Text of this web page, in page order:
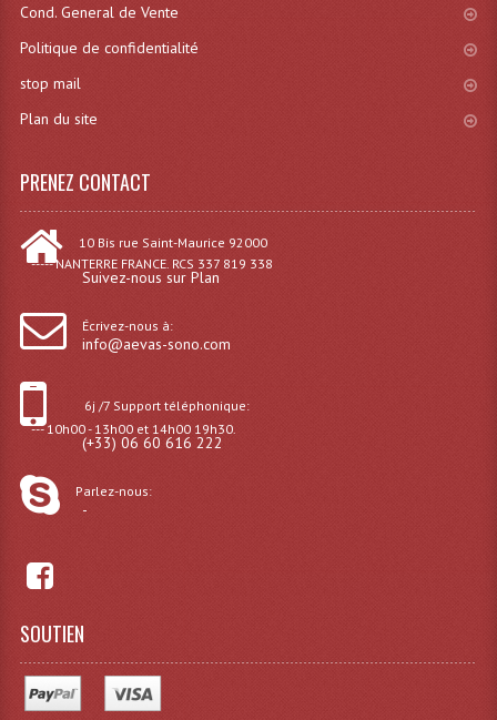
Dispatches
Flexibles Lumineux Leds
Guirlandes Lumineuse
Gyrophares À Leds
Cond. General de Vente
Politique de confidentialité
stop mail
Plan du site
PRENEZ CONTACT
10 Bis rue Saint-Maurice 92000
----- NANTERRE FRANCE. RCS 337 819 338
Suivez-nous sur Plan
Écrivez-nous à:
info@aevas-sono.com
6j /7 Support téléphonique:
--- 10h00 - 13h00 et 14h00 19h30.
(+33) 06 60 616 222
Parlez-nous:
-
SOUTIEN